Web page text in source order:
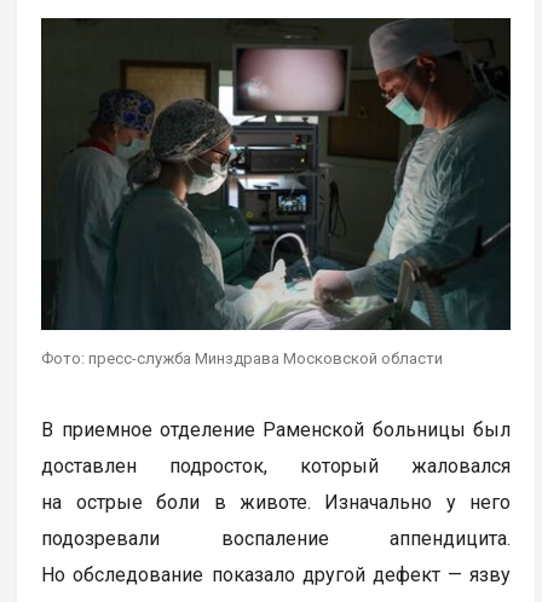
Фото: пресс-служба Минздрава Московской области
В приемное отделение Раменской больницы был
доставлен подросток, который жаловался
на острые боли в животе. Изначально у него
подозревали воспаление аппендицита.
Но обследование показало другой дефект — язву